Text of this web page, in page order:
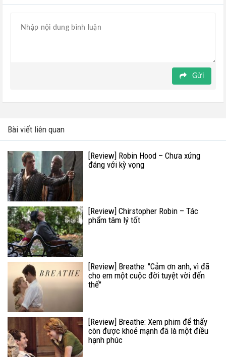
Gửi
Bài viết liên quan
[Review] Robin Hood – Chưa xứng
đáng với kỳ vọng
[Review] Chirstopher Robin – Tác
phẩm tâm lý tốt
[Review] Breathe: "Cảm ơn anh, vì đã
cho em một cuộc đời tuyệt vời đến
thế"
[Review] Breathe: Xem phim để thấy
còn được khoẻ mạnh đã là một điều
hạnh phúc